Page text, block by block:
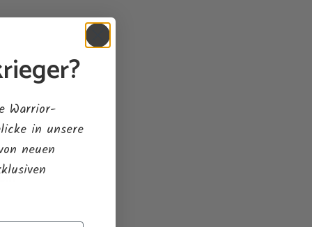
Warrior-
in unsere
neuen